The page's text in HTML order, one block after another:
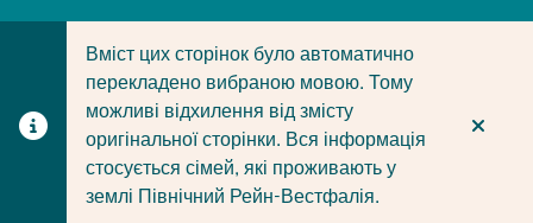
Вміст цих сторінок було автоматично
перекладено вибраною мовою. Тому
можливі відхилення від змісту
оригінальної сторінки. Вся інформація
стосується сімей, які проживають у
землі Північний Рейн-Вестфалія.